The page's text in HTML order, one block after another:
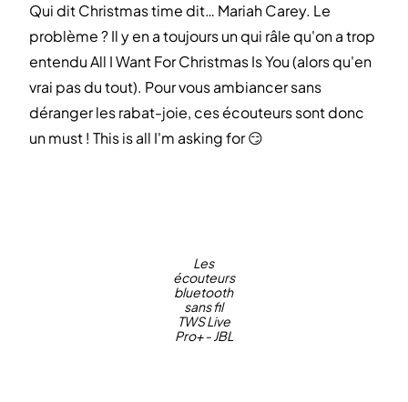
Qui dit Christmas time dit… Mariah Carey. Le
problème ? Il y en a toujours un qui râle qu'on a trop
entendu All I Want For Christmas Is You (alors qu'en
vrai pas du tout). Pour vous ambiancer sans
déranger les rabat-joie, ces écouteurs sont donc
un must ! This is all I'm asking for 😏
Les
écouteurs
bluetooth
sans fil
TWS Live
Pro+ - JBL